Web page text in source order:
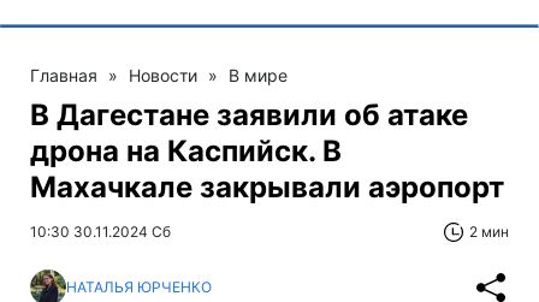
Главная » Новости » В мире
В Дагестане заявили об атаке
дрона на Каспийск. В
Махачкале закрывали аэропорт
10:30 30.11.2024 Сб 2 мин
НАТАЛЬЯ ЮРЧЕНКО